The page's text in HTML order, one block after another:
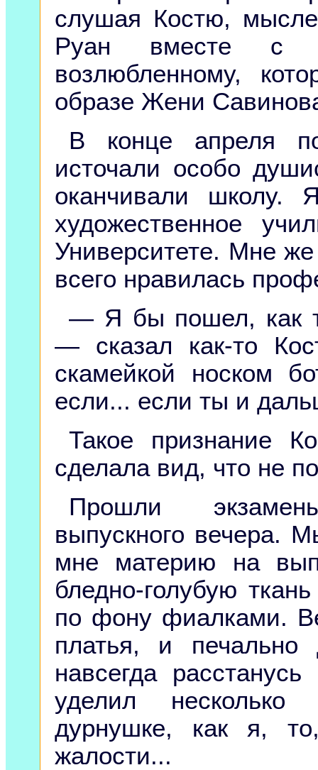
слушая Костю,
Руан вместе с
возлюбленному,
образе Жени
В конце апреля
источали особо
оканчивали школу.
художественное
Университете. Мне
всего нравилась
— Я бы пошел, как
— сказал как-то
скамейкой носком
если... если ты и
Такое признание
сделала вид, что не
Прошли
выпускного вечера.
мне материю на
бледно-голубую
по фону фиалками.
платья, и
навсегда
уделил несколько
дурнушке, как я,
жалости...